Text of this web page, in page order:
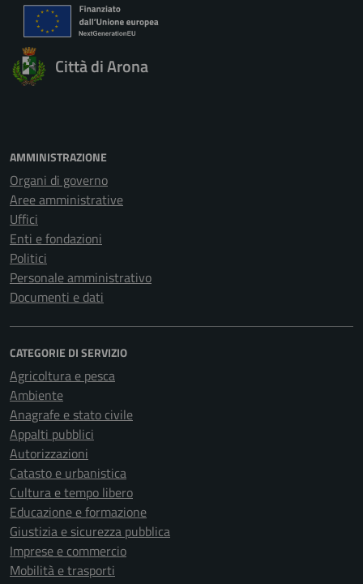
Città di Arona
AMMINISTRAZIONE
Organi di governo
Aree amministrative
Uffici
Enti e fondazioni
Politici
Personale amministrativo
Documenti e dati
CATEGORIE DI SERVIZIO
Agricoltura e pesca
Ambiente
Anagrafe e stato civile
Appalti pubblici
Autorizzazioni
Catasto e urbanistica
Cultura e tempo libero
Educazione e formazione
Giustizia e sicurezza pubblica
Imprese e commercio
Mobilità e trasporti